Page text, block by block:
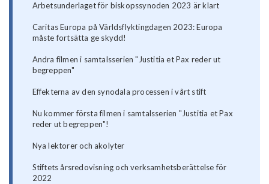
Arbetsunderlaget för biskopssynoden 2023 är klart
Caritas Europa på Världsflyktingdagen 2023: Europa
måste fortsätta ge skydd!
Andra filmen i samtalsserien "Justitia et Pax reder ut
begreppen"
Effekterna av den synodala processen i vårt stift
Nu kommer första filmen i samtalsserien "Justitia et Pax
reder ut begreppen"!
Nya lektorer och akolyter
Stiftets årsredovisning och verksamhetsberättelse för
2022